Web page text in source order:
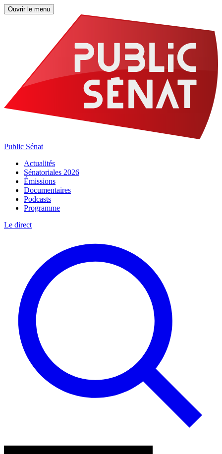
Ouvrir le menu
Public Sénat
Actualités
Sénatoriales 2026
Émissions
Documentaires
Podcasts
Programme
Le direct